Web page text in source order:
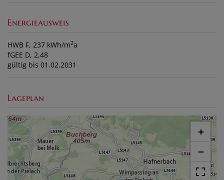
Energieausweis
HWB F, 237 kWh/m2a
fGEE D, 2,48
gültig bis 01.02.2031
Lageplan
+
−